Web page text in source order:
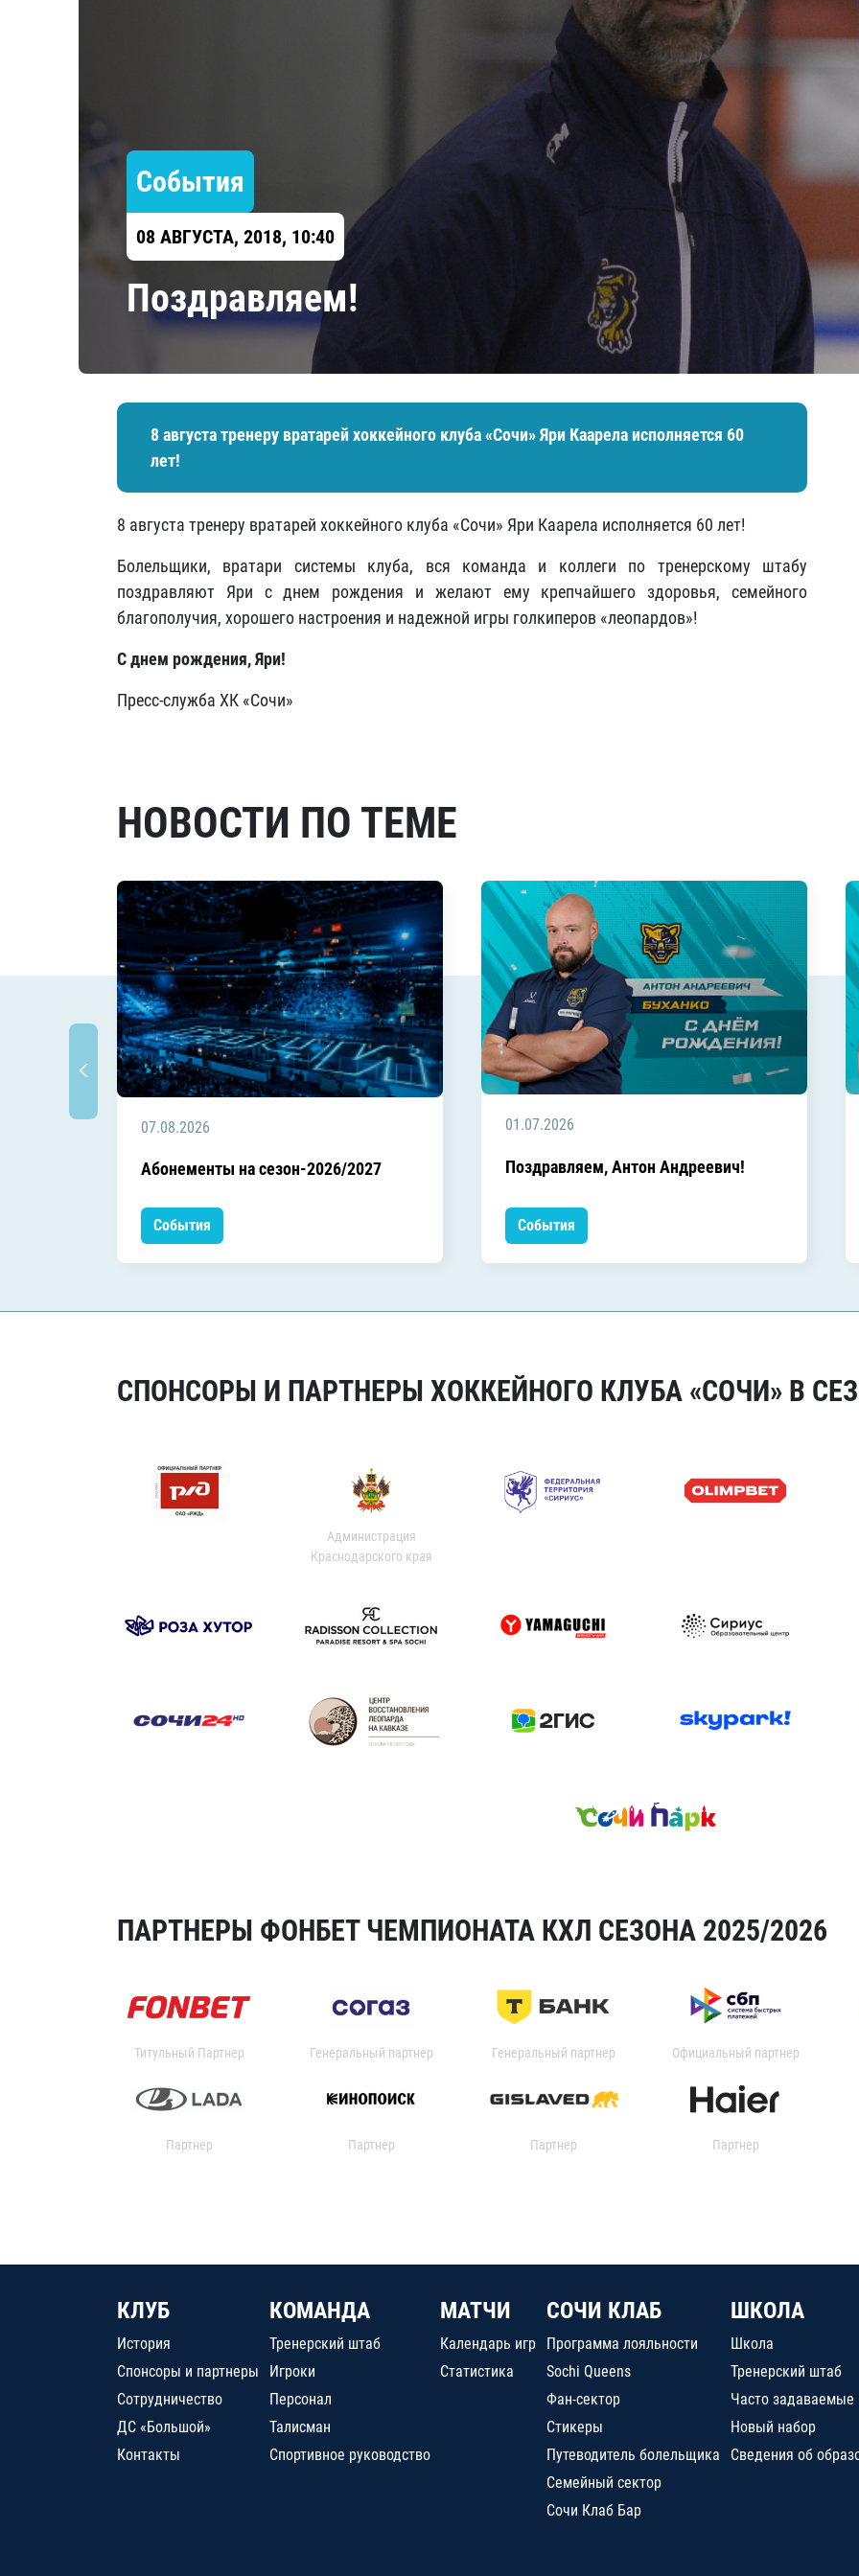
Салават Юлаев
События
08 АВГУСТА, 2018, 10:40
Поздравляем!
8 августа тренеру вратарей хоккейного клуба «Сочи» Яри Каарела исполняется 60
лет!
8 августа тренеру вратарей хоккейного клуба «Сочи» Яри Каарела исполняется 60 лет!
Болельщики, вратари системы клуба, вся команда и коллеги по тренерскому штабу
поздравляют Яри с днем рождения и желают ему крепчайшего здоровья, семейного
благополучия, хорошего настроения и надежной игры голкиперов «леопардов»!
С днем рождения, Яри!
Пресс-служба ХК «Сочи»
НОВОСТИ ПО ТЕМЕ
07.08.2026
Абонементы на сезон-2026/2027
События
01.07.2026
Поздравляем, Антон Андреевич!
События
СПОНСОРЫ И ПАРТНЕРЫ ХОККЕЙНОГО КЛУБА «СОЧИ» В
Администрация
Краснодарского края
ПАРТНЕРЫ ФОНБЕТ ЧЕМПИОНАТА КХЛ СЕЗОНА 2025/2026
Титульный Партнер Генеральный партнер Генеральный партнер Официальный партнер
Партнер Партнер Партнер Партнер
КЛУБ
История
Спонсоры и партнеры
Сотрудничество
ДС «Большой»
Контакты
КОМАНДА
Тренерский штаб
Игроки
Персонал
Талисман
Спортивное руководство
МАТЧИ
Календарь игр
Статистика
СОЧИ КЛАБ
Программа лояльности
Sochi Queens
Фан-сектор
Стикеры
Путеводитель болельщика
Семейный сектор
Сочи Клаб Бар
ШКОЛА
Школа
Тренерский штаб
Часто задаваемые
Новый набор
Сведения об